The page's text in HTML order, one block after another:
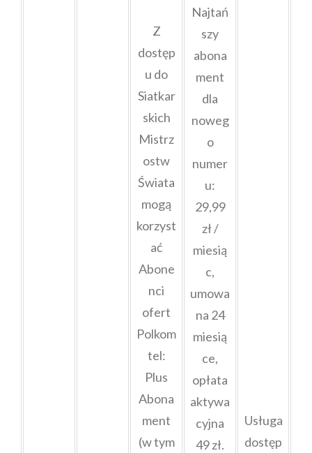
Z
dostęp
u do
Siatkar
skich
Mistrz
ostw
Świata
mogą
korzyst
ać
Abone
nci
ofert
Polkom
tel:
Plus
Abona
ment
(w tym
Najtań
szy
abona
ment
dla
noweg
o
numer
u:
29,99
zł /
miesią
c,
umowa
na 24
miesią
ce,
opłata
aktywa
cyjna
49 zł.
Usługa
dostęp